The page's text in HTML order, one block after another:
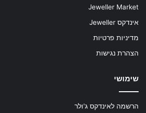
Jeweller Market
אינדקס Jeweller
מדיניות פרטיות
הצהרת נגישות
שימושי
הרשמה לאינדקס ג'ולר